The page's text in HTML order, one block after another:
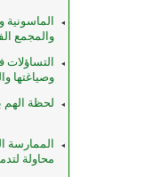
الماسونية
والمجمع
التساؤلات
وصياغتها
لحظة الهم
الممارسة
محاولة